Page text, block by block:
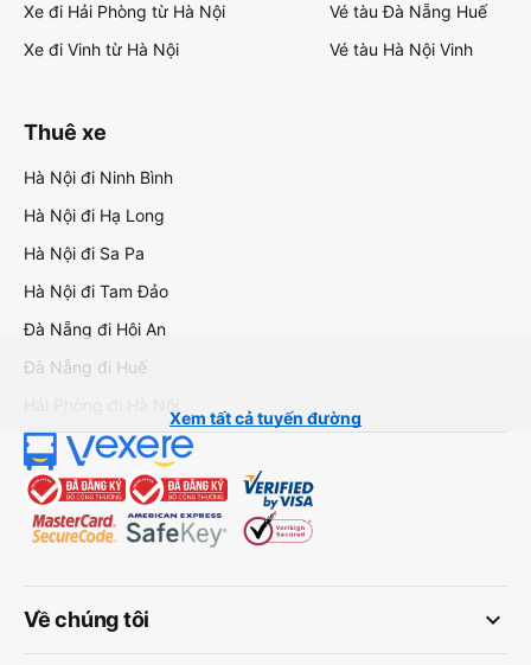
Xe đi Hải Phòng từ Hà Nội
Xe đi Vinh từ Hà Nội
Vé tàu Đà Nẵng Huế
Vé tàu Hà Nội Vinh
Thuê xe
Hà Nội đi Ninh Bình
Hà Nội đi Hạ Long
Hà Nội đi Sa Pa
Hà Nội đi Tam Đảo
Đà Nẵng đi Hội An
Đà Nẵng đi Huế
Xem tất cả tuyến đường
keyboard_arrow_down
Về chúng tôi